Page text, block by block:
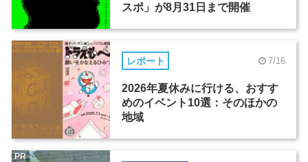
スポ」が8月31日まで開催
レポート 7/16
2026年夏休みに行ける、おすす
めのイベント10選：そのほかの
地域
PR